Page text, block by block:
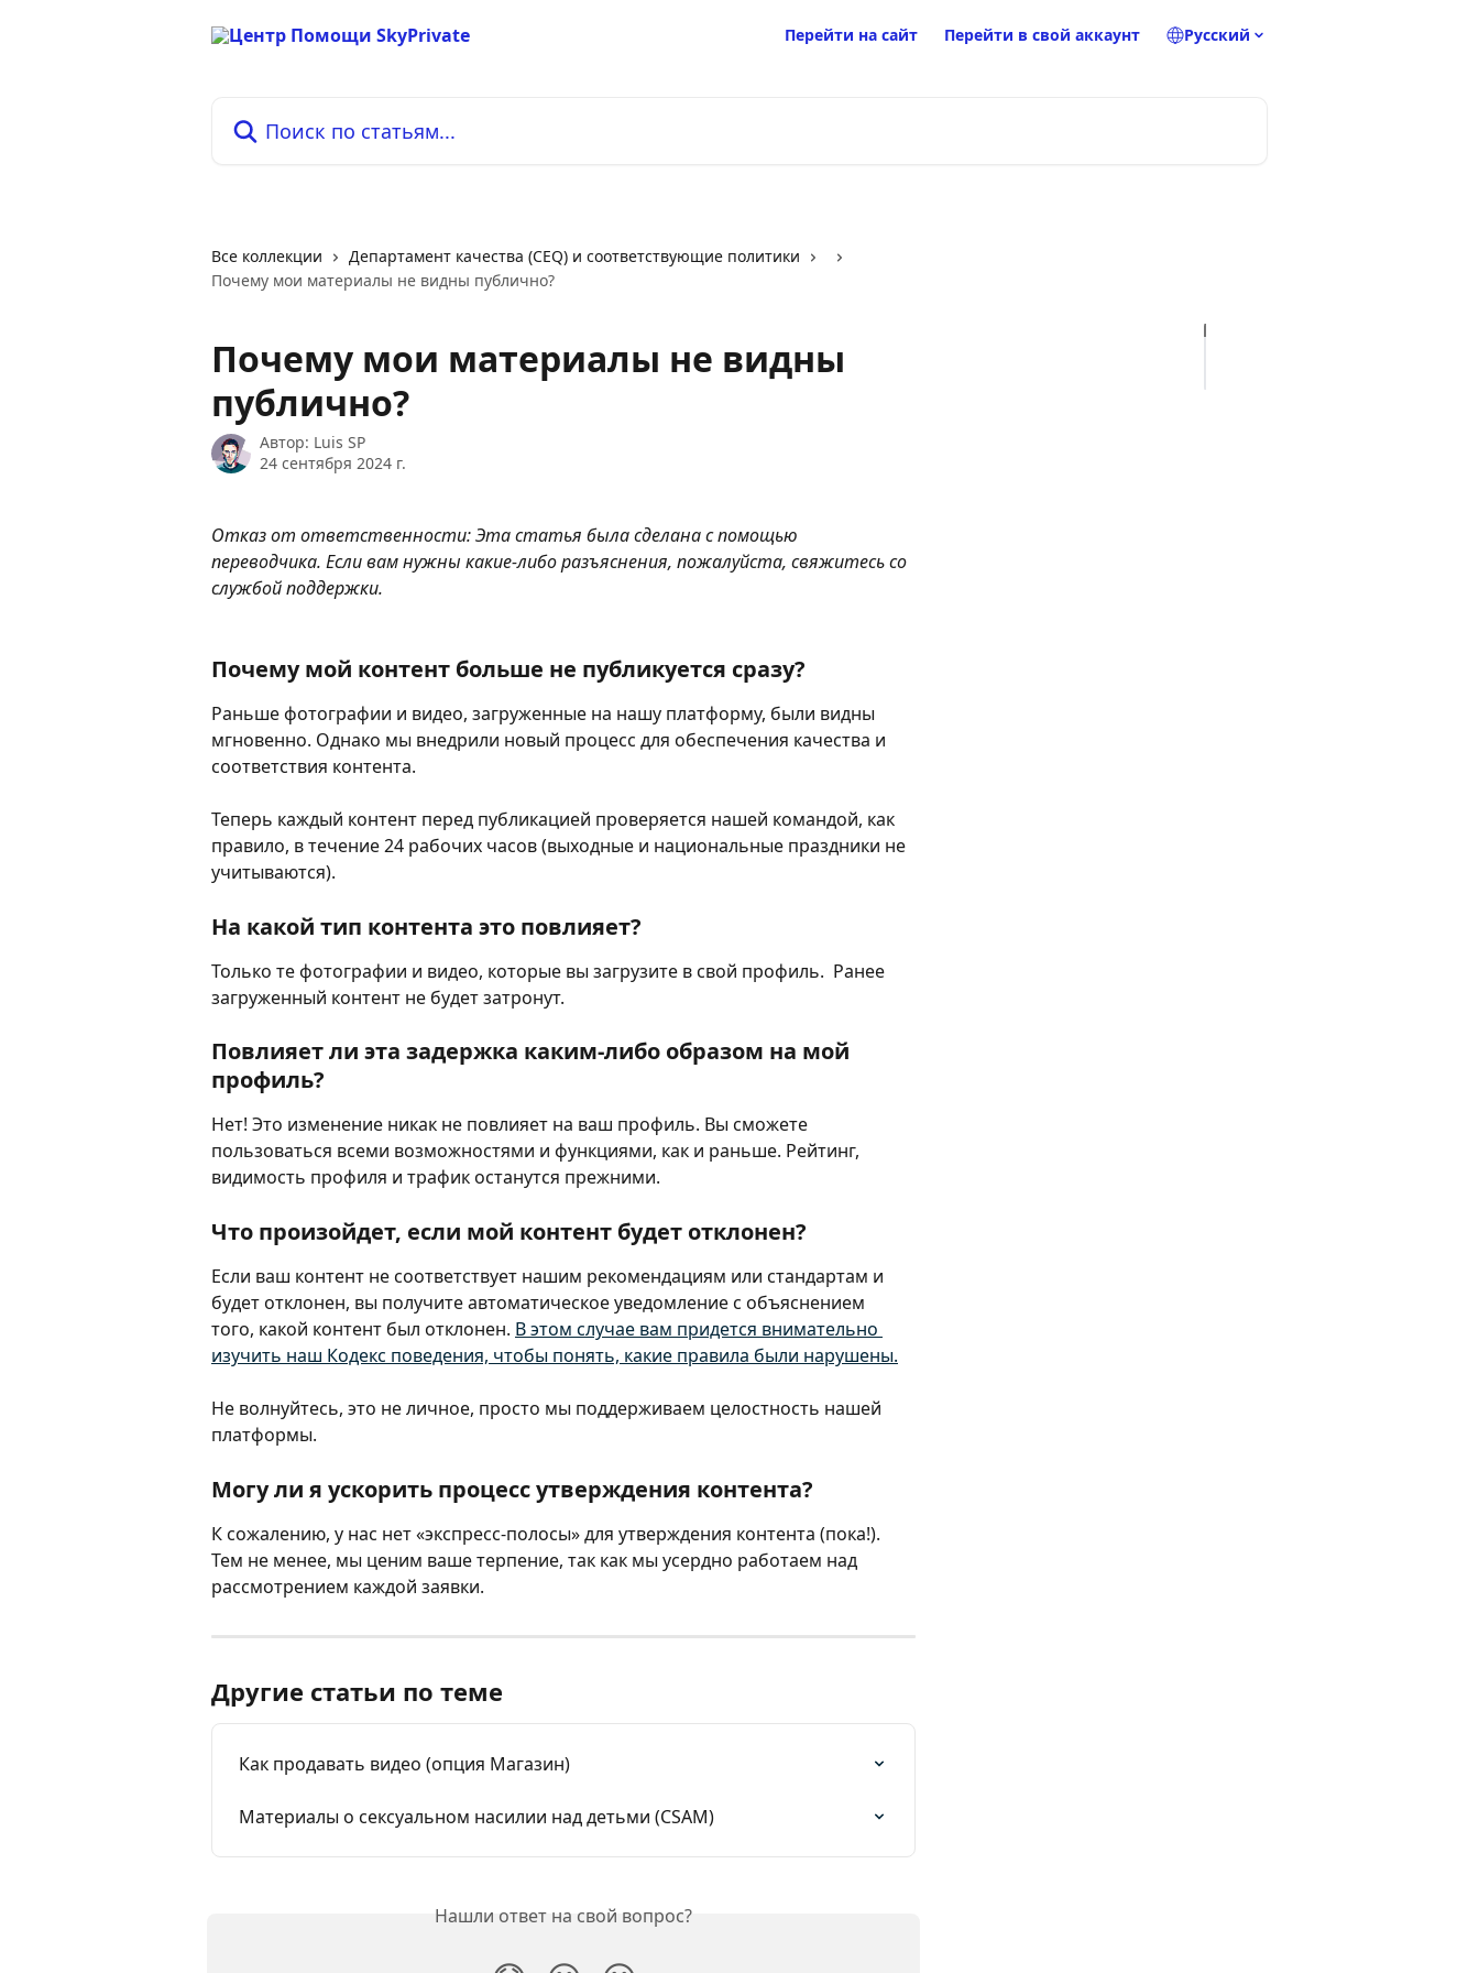
Перейти на сайт Перейти в свой аккаунт Pусский
Все коллекции
Департамент качества (CEQ) и соответствующие политики
Почему мои материалы не видны публично?
Почему мои материалы не видны
публично?
Автор: Luis SP
24 сентября 2024 г.
Отказ от ответственности: Эта статья была сделана с помощью
переводчика. Если вам нужны какие-либо разъяснения, пожалуйста, свяжитесь со
службой поддержки.
Почему мой контент больше не публикуется сразу?
Раньше фотографии и видео, загруженные на нашу платформу, были видны
мгновенно. Однако мы внедрили новый процесс для обеспечения качества и
соответствия контента.
Теперь каждый контент перед публикацией проверяется нашей командой, как
правило, в течение 24 рабочих часов (выходные и национальные праздники не
учитываются).
На какой тип контента это повлияет?
Только те фотографии и видео, которые вы загрузите в свой профиль.  Ранее
загруженный контент не будет затронут.
Повлияет ли эта задержка каким-либо образом на мой
профиль?
Нет! Это изменение никак не повлияет на ваш профиль. Вы сможете
пользоваться всеми возможностями и функциями, как и раньше. Рейтинг,
видимость профиля и трафик останутся прежними.
Что произойдет, если мой контент будет отклонен?
Если ваш контент не соответствует нашим рекомендациям или стандартам и
будет отклонен, вы получите автоматическое уведомление с объяснением
того, какой контент был отклонен. В этом случае вам придется внимательно
изучить наш Кодекс поведения, чтобы понять, какие правила были нарушены.
Не волнуйтесь, это не личное, просто мы поддерживаем целостность нашей
платформы.
Могу ли я ускорить процесс утверждения контента?
К сожалению, у нас нет «экспресс-полосы» для утверждения контента (пока!).
Тем не менее, мы ценим ваше терпение, так как мы усердно работаем над
рассмотрением каждой заявки.
Другие статьи по теме
Как продавать видео (опция Магазин)
Материалы о сексуальном насилии над детьми (CSAM)
Нашли ответ на свой вопрос?